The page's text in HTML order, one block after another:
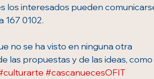
los interesados pueden
167 0102.
no se ha visto en ninguna otra
las propuestas y de las ideas,
#cascanuecesOFIT